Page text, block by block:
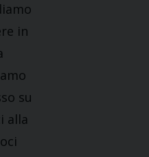
in
su
alla